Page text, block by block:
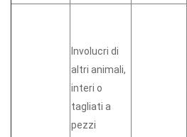
Involucri di
altri animali,
interi o
tagliati a
pezzi